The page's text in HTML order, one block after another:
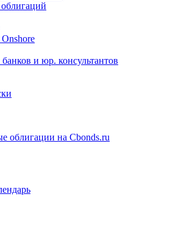
и юр. консультантов
облигации на Cbonds.ru